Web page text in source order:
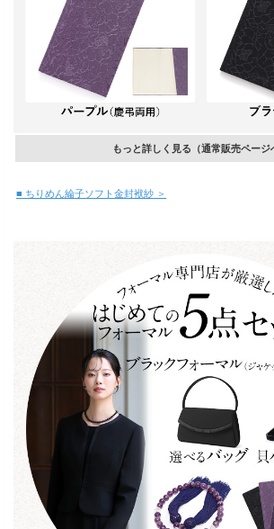
もっと詳しく見る（通常販売ページ
■ ちりめん綸子ソフト金封袱紗 ＞